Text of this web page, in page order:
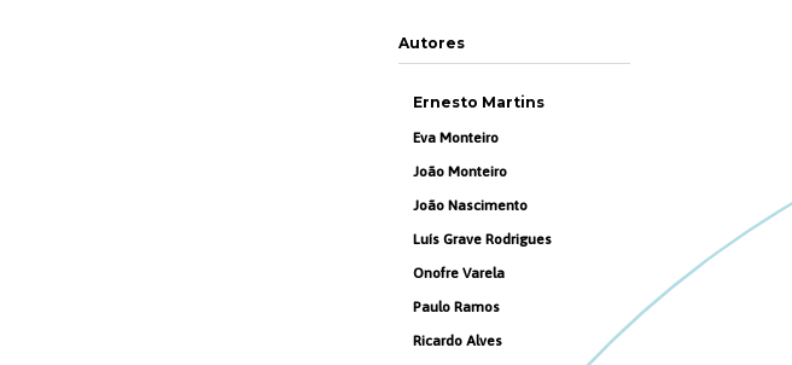
Autores
Ernesto Martins
Eva Monteiro
João Monteiro
João Nascimento
Luís Grave Rodrigues
Onofre Varela
Paulo Ramos
Ricardo Alves